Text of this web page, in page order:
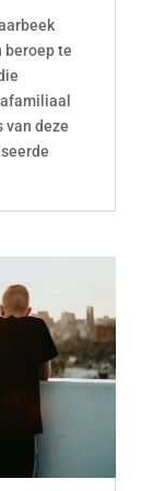
beroep te
van deze